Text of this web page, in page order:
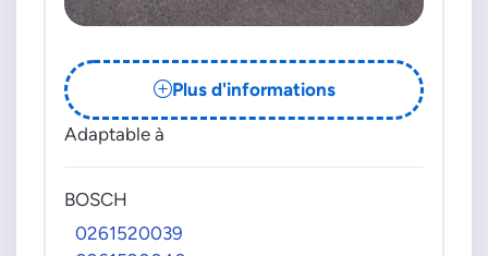
Plus d'informations
Adaptable à
BOSCH
0261520039